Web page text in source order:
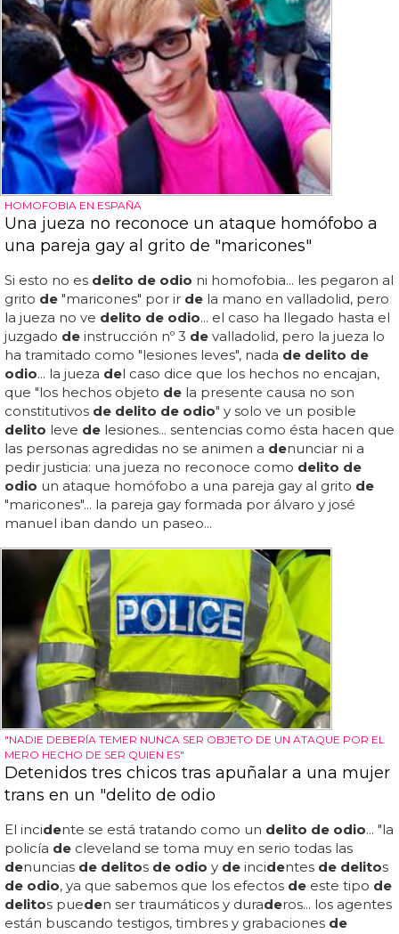
HOMOFOBIA EN ESPAÑA
Una jueza no reconoce un ataque homófobo a
una pareja gay al grito de "maricones"
Si esto no es delito de odio ni homofobia... les pegaron al
grito de "maricones" por ir de la mano en valladolid, pero
la jueza no ve delito de odio... el caso ha llegado hasta el
juzgado de instrucción nº 3 de valladolid, pero la jueza lo
ha tramitado como "lesiones leves", nada de delito de
odio... la jueza del caso dice que los hechos no encajan,
que "los hechos objeto de la presente causa no son
constitutivos de delito de odio" y solo ve un posible
delito leve de lesiones... sentencias como ésta hacen que
las personas agredidas no se animen a denunciar ni a
pedir justicia: una jueza no reconoce como delito de
odio un ataque homófobo a una pareja gay al grito de
"maricones"... la pareja gay formada por álvaro y josé
manuel iban dando un paseo...
"NADIE DEBERÍA TEMER NUNCA SER OBJETO DE UN ATAQUE POR EL
MERO HECHO DE SER QUIEN ES"
Detenidos tres chicos tras apuñalar a una mujer
trans en un "delito de odio
El incidente se está tratando como un delito de odio... "la
policía de cleveland se toma muy en serio todas las
denuncias de delitos de odio y de incidentes de delitos
de odio, ya que sabemos que los efectos de este tipo de
delitos pueden ser traumáticos y duraderos... los agentes
están buscando testigos, timbres y grabaciones de